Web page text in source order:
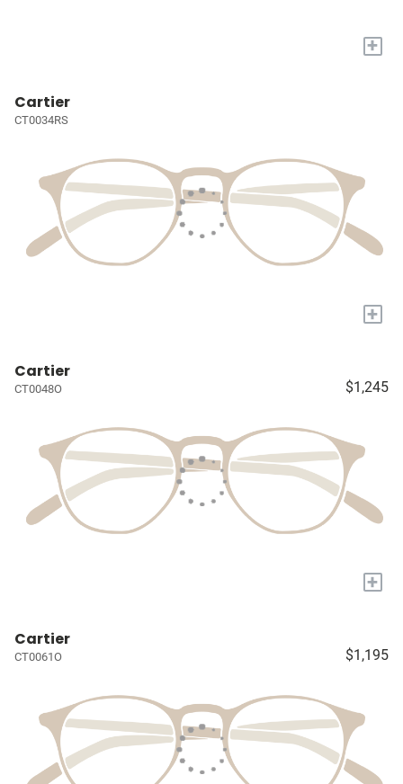
+
Cartier
CT0034RS
+
Cartier
CT0048O $1,245
+
Cartier
CT0061O $1,195